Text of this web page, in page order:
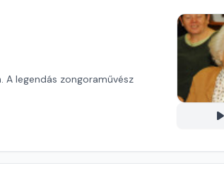
A legendás zongoraművész